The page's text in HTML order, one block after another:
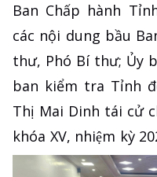
Ban Chấp hành
các nội dung bầu
thư, Phó Bí thư; Ủy
ban kiểm tra Tỉnh
Thị Mai Dinh tái cử
khóa XV, nhiệm kỳ